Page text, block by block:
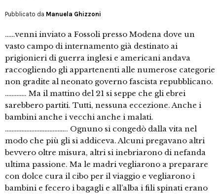
Pubblicato da Manuela Ghizzoni
……venni inviato a Fossoli presso Modena dove un
vasto campo di internamento già destinato ai
prigionieri di guerra inglesi e americani andava
raccogliendo gli appartenenti alle numerose categorie
non gradite al neonato governo fascista repubblicano.
…………. Ma il mattino del 21 si seppe che gli ebrei
sarebbero partiti. Tutti, nessuna eccezione. Anche i
bambini anche i vecchi anche i malati.
……………………………….. Ognuno si congedò dalla vita nel
modo che più gli si addiceva. Alcuni pregavano altri
bevvero oltre misura, altri si inebriarono di nefanda
ultima passione. Ma le madri vegliarono a preparare
con dolce cura il cibo per il viaggio e vegliarono i
bambini e fecero i bagagli e all’alba i fili spinati erano